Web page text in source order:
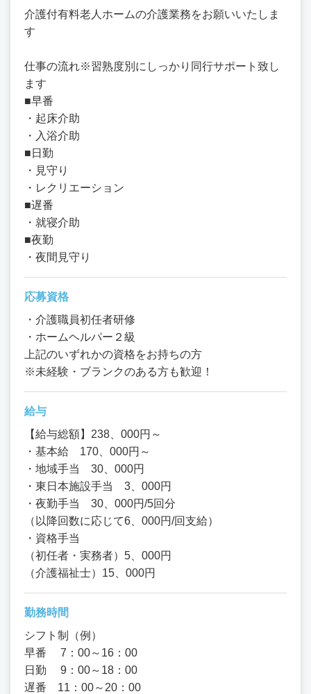
介護付有料老人ホームの介護業務をお願いいたしま
す
仕事の流れ※習熟度別にしっかり同行サポート致し
ます
■早番
・起床介助
・入浴介助
■日勤
・見守り
・レクリエーション
■遅番
・就寝介助
■夜勤
・夜間見守り
応募資格
・介護職員初任者研修
・ホームヘルパー２級
上記のいずれかの資格をお持ちの方
※未経験・ブランクのある方も歓迎！
給与
【給与総額】238、000円～
・基本給 170、000円～
・地域手当 30、000円
・東日本施設手当 3、000円
・夜勤手当 30、000円/5回分
（以降回数に応じて6、000円/回支給）
・資格手当
（初任者・実務者）5、000円
（介護福祉士）15、000円
勤務時間
シフト制（例）
早番 7：00～16：00
日勤 9：00～18：00
遅番 11：00～20：00